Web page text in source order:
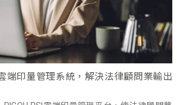
端印量管理系統，解決法律顧問業輸出